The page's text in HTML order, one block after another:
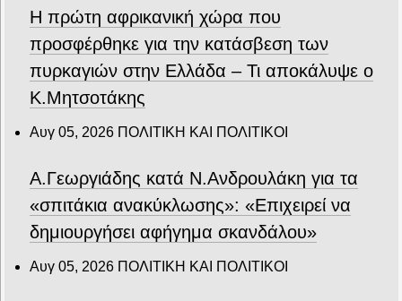
Η πρώτη αφρικανική χώρα που
προσφέρθηκε για την κατάσβεση των
πυρκαγιών στην Ελλάδα – Τι αποκάλυψε ο
Κ.Μητσοτάκης
Αυγ 05, 2026 ΠΟΛΙΤΙΚΗ ΚΑΙ ΠΟΛΙΤΙΚΟΙ
Α.Γεωργιάδης κατά Ν.Ανδρουλάκη για τα
«σπιτάκια ανακύκλωσης»: «Επιχειρεί να
δημιουργήσει αφήγημα σκανδάλου»
Αυγ 05, 2026 ΠΟΛΙΤΙΚΗ ΚΑΙ ΠΟΛΙΤΙΚΟΙ